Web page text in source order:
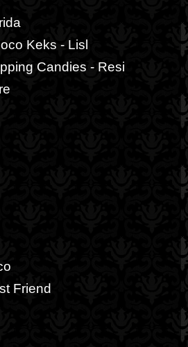
Keks - Lisl
Candies - Resi
Friend